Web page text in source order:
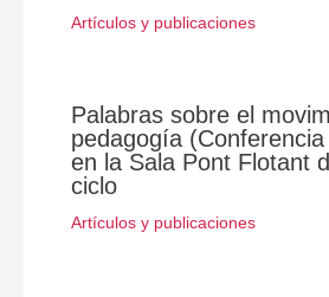
Artículos y publicaciones
Palabras sobre el
pedagogía
en la Sala Pont Flotant
ciclo
Artículos y publicaciones